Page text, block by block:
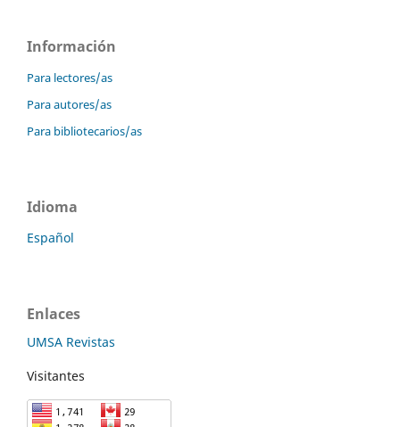
Información
Para lectores/as
Para autores/as
Para bibliotecarios/as
Idioma
Español
Enlaces
UMSA Revistas
Visitantes